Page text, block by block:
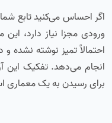
اگر احساس می‌کنید تابع
ورودی مجزا نیاز دارد،
احتمالاً تمیز نوشته نشده
انجام می‌دهد. تفکیک این
برای رسیدن به یک معماری